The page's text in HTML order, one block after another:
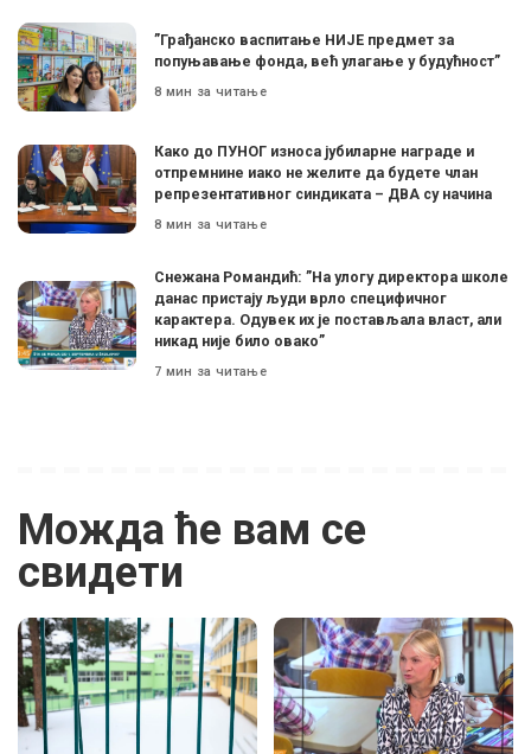
”Грађанско васпитање НИЈЕ предмет за
попуњавање фонда, већ улагање у будућност”
8 мин за читање
Како до ПУНОГ износа јубиларне награде и
отпремнине иако не желите да будете члан
репрезентативног синдиката – ДВА су начина
8 мин за читање
Снежана Романдић: ”На улогу директора школе
данас пристају људи врло специфичног
карактера. Одувек их је постављала власт, али
никад није било овако”
7 мин за читање
Можда ће вам се
свидети